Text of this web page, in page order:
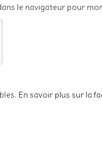
le navigateur pour
En savoir plus sur la